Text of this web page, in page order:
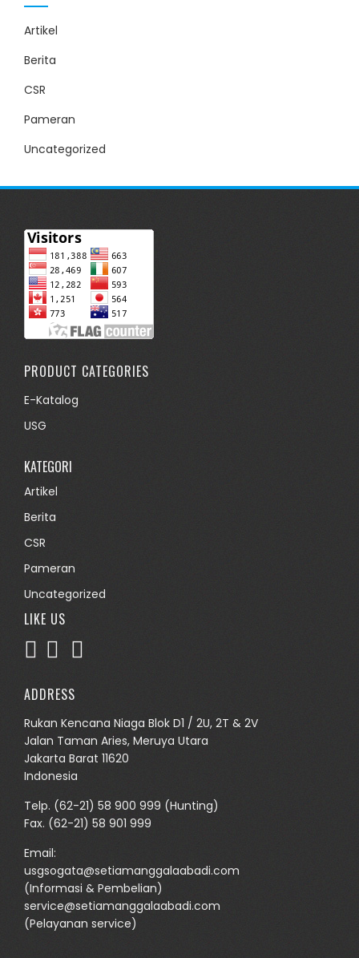
Artikel
Berita
CSR
Pameran
Uncategorized
PRODUCT CATEGORIES
E-Katalog
USG
KATEGORI
Artikel
Berita
CSR
Pameran
Uncategorized
LIKE US
ADDRESS
Rukan Kencana Niaga Blok D1 / 2U, 2T & 2V
Jalan Taman Aries, Meruya Utara
Jakarta Barat 11620
Indonesia
Telp. (62-21) 58 900 999 (Hunting)
Fax. (62-21) 58 901 999
Email:
usgsogata@setiamanggalaabadi.com
(Informasi & Pembelian)
service@setiamanggalaabadi.com
(Pelayanan service)